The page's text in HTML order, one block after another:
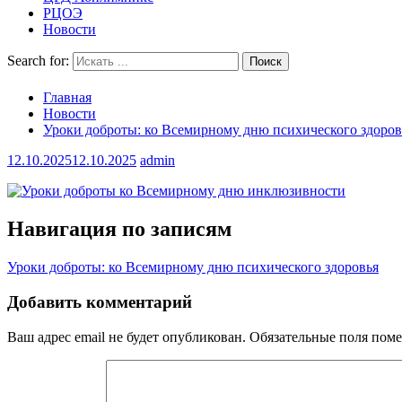
РЦОЭ
Новости
Search for:
Главная
Новости
Уроки доброты: ко Всемирному дню психического
12.10.202512.10.2025 admin
Навигация по записям
Уроки доброты: ко Всемирному дню психического здоровья
Добавить комментарий
Ваш адрес email не будет опубликован. Обязательные поля